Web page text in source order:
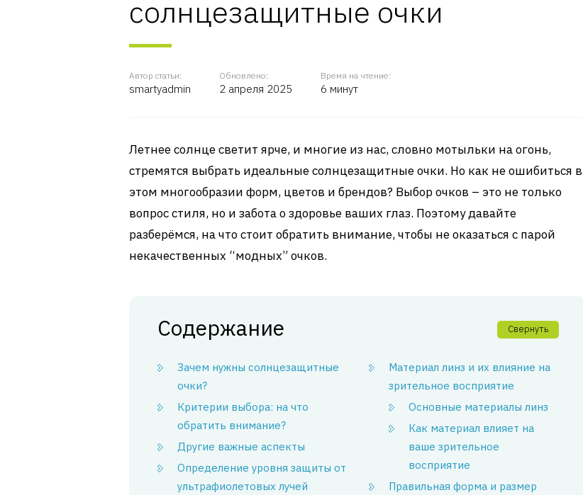
солнцезащитные очки
Автор статьи:
smartyadmin
Обновлено:
2 апреля 2025
Время на чтение:
6 минут
Летнее солнце светит ярче, и многие из нас, словно мотыльки на огонь,
стремятся выбрать идеальные солнцезащитные очки. Но как не ошибиться в
этом многообразии форм, цветов и брендов? Выбор очков – это не только
вопрос стиля, но и забота о здоровье ваших глаз. Поэтому давайте
разберёмся, на что стоит обратить внимание, чтобы не оказаться с парой
некачественных “модных” очков.
Содержание Свернуть
Зачем нужны солнцезащитные
очки?
Критерии выбора: на что
обратить внимание?
Другие важные аспекты
Определение уровня защиты от
ультрафиолетовых лучей
Материал линз и их влияние на
зрительное восприятие
Основные материалы линз
Как материал влияет на
ваше зрительное
восприятие
Правильная форма и размер